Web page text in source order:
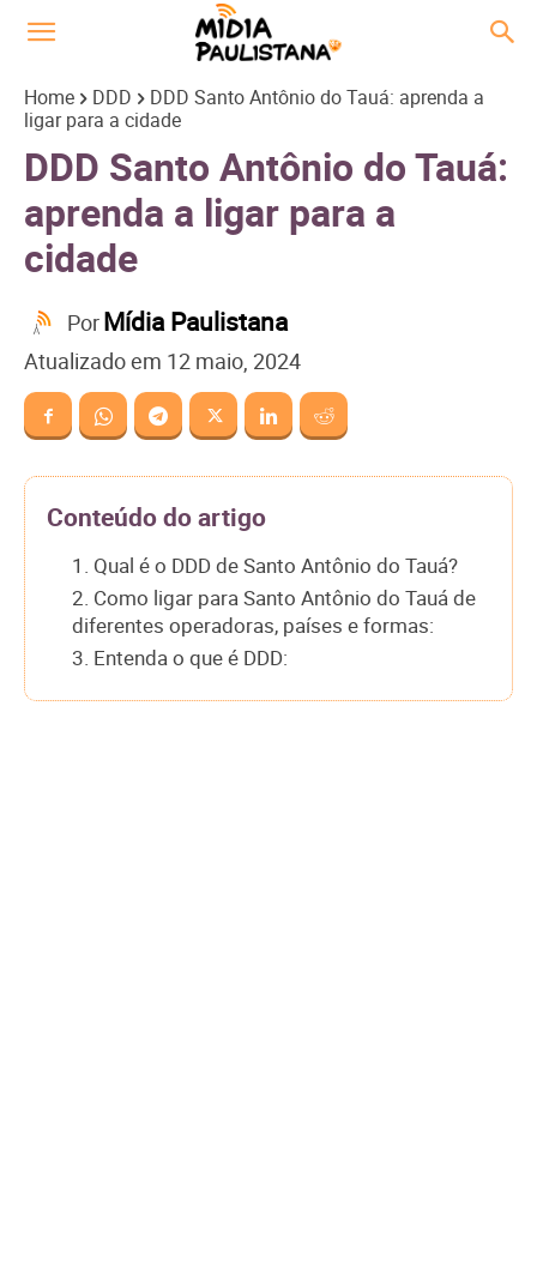
Home DDD
DDD Santo Antônio do Tauá: aprenda a
ligar para a cidade
DDD Santo Antônio do Tauá:
aprenda a ligar para a
cidade
PorMídia Paulistana
Atualizado em 12 maio, 2024
Conteúdo do artigo
1. Qual é o DDD de Santo Antônio do Tauá?
2. Como ligar para Santo Antônio do Tauá de
diferentes operadoras, países e formas:
3. Entenda o que é DDD: